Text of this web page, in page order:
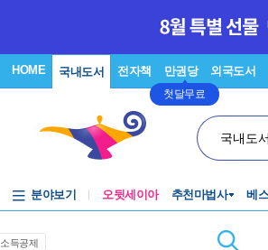
HOME 국내도서 전자책 만권당
첫달무료
외국도서
국내도
분야보기 오뒷세이아 추천마법사 베
소득공제